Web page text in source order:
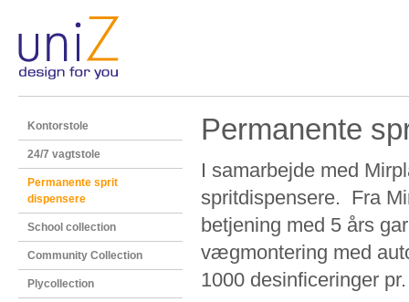
Kontorstole
24/7 vagtstole
Permanente sprit
dispensere
School collection
Community Collection
Plycollection
Permanente
I samarbejde med
spritdispensere. Fra
betjening med 5 års
vægmontering med
1000 desinficeringer